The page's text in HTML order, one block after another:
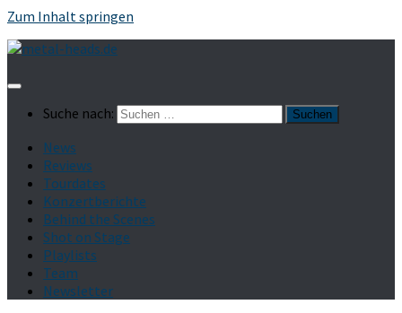
Zum Inhalt springen
Suche nach:
News
Reviews
Tourdates
Konzertberichte
Behind the Scenes
Shot on Stage
Playlists
Team
Newsletter